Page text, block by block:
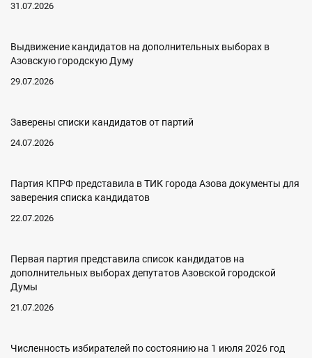
31.07.2026
Выдвижение кандидатов на дополнительных выборах в
Азовскую городскую Думу
29.07.2026
Заверены списки кандидатов от партий
24.07.2026
Партия КПРФ представила в ТИК города Азова документы для
заверения списка кандидатов
22.07.2026
Первая партия представила список кандидатов на
дополнительных выборах депутатов Азовской городской
Думы
21.07.2026
Численность избирателей по состоянию на 1 июля 2026 год